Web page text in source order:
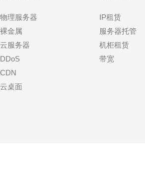
物理服务器
裸金属
云服务器
DDoS
CDN
云桌面
IP租赁
服务器托管
机柜租赁
带宽